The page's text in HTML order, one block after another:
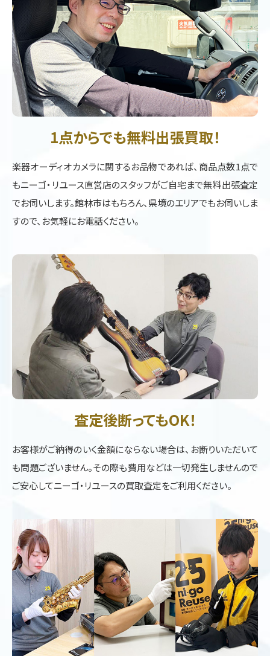
1点からでも無料出張買取！
楽器オーディオカメラに関するお品物であれば、商品点数1点で
もニーゴ・リユース直営店のスタッフがご自宅まで無料出張査定
でお伺いします。館林市はもちろん、県境のエリアでもお伺いしま
すので、お気軽にお電話ください。
査定後断ってもOK！
お客様がご納得のいく金額にならない場合は、お断りいただいて
も問題ございません。その際も費用などは一切発生しませんので
ご安心してニーゴ・リユースの買取査定をご利用ください。